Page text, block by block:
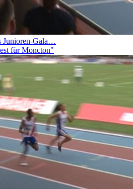
Junioren-Gala…
für Moncton"